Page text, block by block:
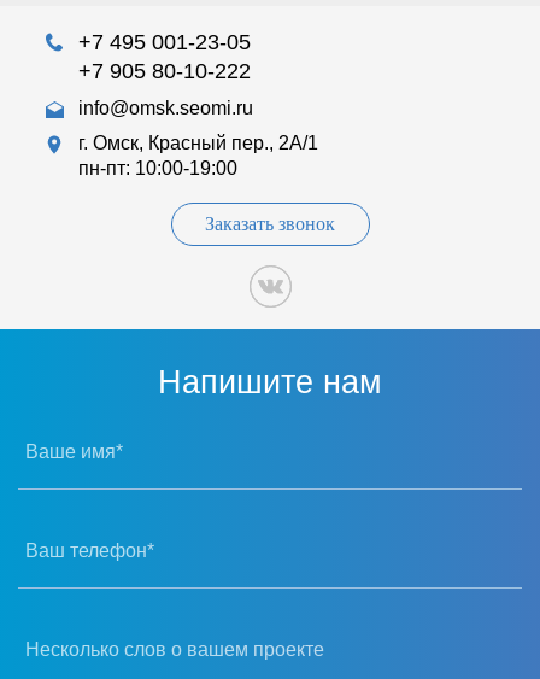
+7 495 001-23-05
+7 905 80-10-222
info@omsk.seomi.ru
г. Омск, Красный пер., 2А/1
пн-пт: 10:00-19:00
Заказать звонок
Напишите нам
Ваше имя*
Ваш телефон*
Несколько слов о вашем проекте